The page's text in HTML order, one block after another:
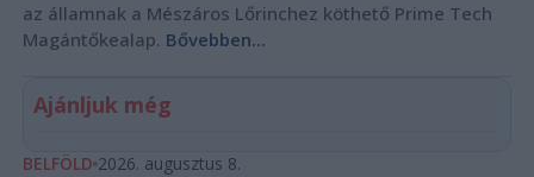
az államnak a Mészáros Lőrinchez köthető Prime Tech
Magántőkealap. Bővebben...
Ajánljuk még
BELFÖLD 2026. augusztus 8.